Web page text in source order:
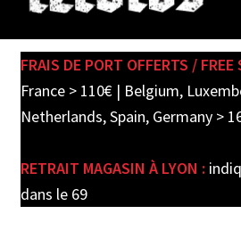
SHOP
PRE-ORDERS
FRAIS DE PORT OFFERTS / FREE
France > 110€ | Belgium,
Netherlands, Spain, Germany >
RETRAIT MAGASIN À LYON :
dans le 69